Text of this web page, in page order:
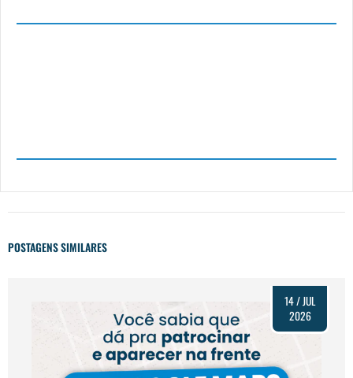
POSTAGENS SIMILARES
14 / JUL
2026